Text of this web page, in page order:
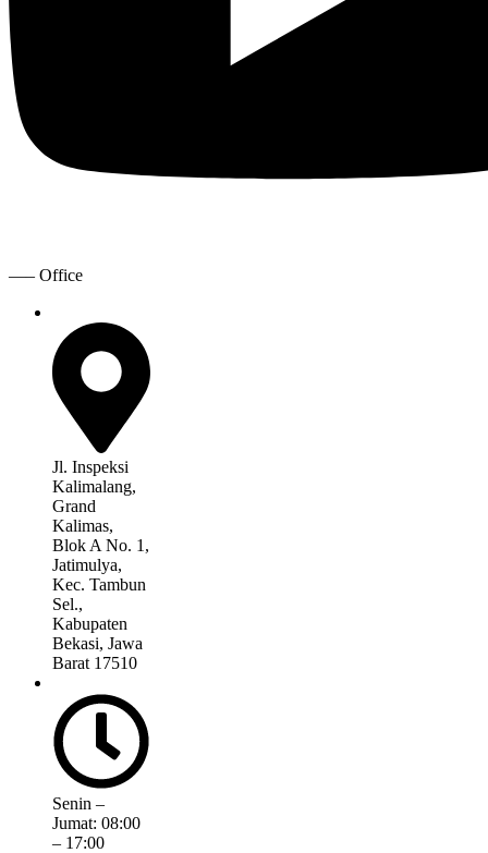
—– Office
Jl. Inspeksi
Kalimalang,
Grand
Kalimas,
Blok A No. 1,
Jatimulya,
Kec. Tambun
Sel.,
Kabupaten
Bekasi, Jawa
Barat 17510
Senin –
Jumat: 08:00
– 17:00